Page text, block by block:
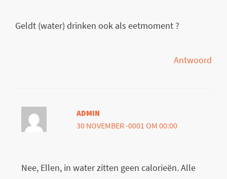
Geldt (water) drinken ook als eetmoment ?
Antwoord
ADMIN
30 NOVEMBER -0001 OM 00:00
Nee, Ellen, in water zitten geen calorieën. Alle